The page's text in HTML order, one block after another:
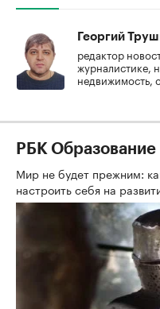
Георгий
редактор
журналистике,
недвижимость,
РБК Образование
Мир не будет прежним:
настроить себя на